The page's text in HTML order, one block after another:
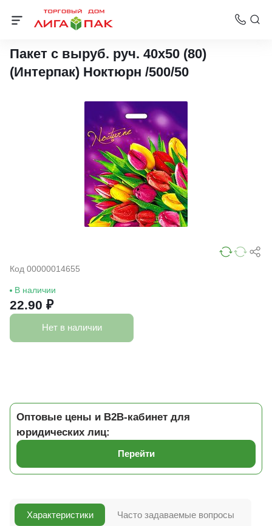
Пакеты с вырубной ручкой Интерпак
Пакет с выруб. руч. 40х50 (80)
(Интерпак) Ноктюрн /500/50
Код 00000014655
В наличии
22.90 ₽
Нет в наличии
Оптовые цены и B2B-кабинет для
юридических лиц:
Перейти
Характеристики Часто задаваемые вопросы